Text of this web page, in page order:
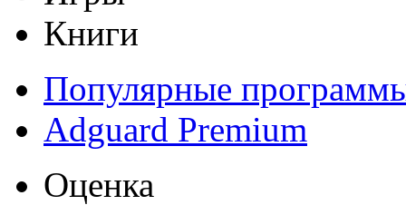
Книги
Популярные
Adguard Premium
Оценка